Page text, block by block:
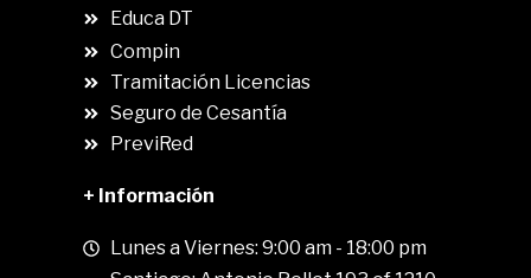
Educa DT
Compin
Tramitación Licencias
Seguro de Cesantía
PreviRed
+ Información
Lunes a Viernes: 9:00 am - 18:00 pm